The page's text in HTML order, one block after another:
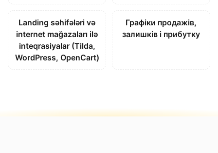
Landing səhifələri və
internet mağazaları ilə
inteqrasiyalar (Tilda,
WordPress, OpenCart)
Графіки продажів,
залишків і прибутку